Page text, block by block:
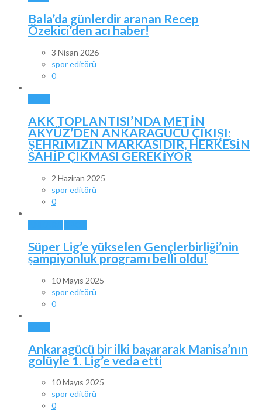
Bala’da günlerdir aranan Recep
Özekici’den acı haber!
3 Nisan 2026
spor editörü
0
AKK TOPLANTISI’NDA METİN
AKYÜZ’DEN ANKARAGÜCÜ ÇIKIŞI:
ŞEHRİMİZİN MARKASIDIR, HERKESİN
SAHİP ÇIKMASI GEREKİYOR
2 Haziran 2025
spor editörü
0
Süper Lig’e yükselen Gençlerbirliği’nin
şampiyonluk programı belli oldu!
10 Mayıs 2025
spor editörü
0
Ankaragücü bir ilki başararak Manisa’nın
golüyle 1. Lig’e veda etti
10 Mayıs 2025
spor editörü
0